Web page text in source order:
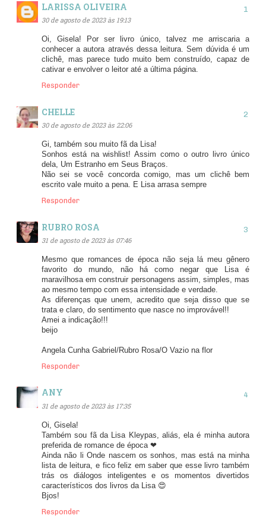
LARISSA OLIVEIRA
30 de agosto de 2023 às 19:13
Oi, Gisela! Por ser livro único, talvez me arriscaria a
conhecer a autora através dessa leitura. Sem dúvida é um
clichê, mas parece tudo muito bem construído, capaz de
cativar e envolver o leitor até a última página.
Responder
CHELLE
30 de agosto de 2023 às 22:06
Gi, também sou muito fã da Lisa!
Sonhos está na wishlist! Assim como o outro livro único
dela, Um Estranho em Seus Braços.
Não sei se você concorda comigo, mas um clichê bem
escrito vale muito a pena. E Lisa arrasa sempre
Responder
RUBRO ROSA
31 de agosto de 2023 às 07:46
Mesmo que romances de época não seja lá meu gênero
favorito do mundo, não há como negar que Lisa é
maravilhosa em construir personagens assim, simples, mas
ao mesmo tempo com essa intensidade e verdade.
As diferenças que unem, acredito que seja disso que se
trata e claro, do sentimento que nasce no improvável!!
Amei a indicação!!!
beijo
Angela Cunha Gabriel/Rubro Rosa/O Vazio na flor
Responder
ANY
31 de agosto de 2023 às 17:35
Oi, Gisela!
Também sou fã da Lisa Kleypas, aliás, ela é minha autora
preferida de romance de época ❤
Ainda não li Onde nascem os sonhos, mas está na minha
lista de leitura, e fico feliz em saber que esse livro também
trás os diálogos inteligentes e os momentos divertidos
característicos dos livros da Lisa 😍
Bjos!
Responder